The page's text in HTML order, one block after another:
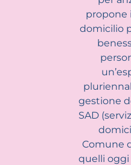
propone
domicilio
gestione
SAD
Comune
quelli oggi